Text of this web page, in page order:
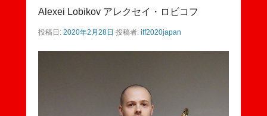
Alexei Lobikov アレクセイ・ロビコフ
投稿日: 2020年2月28日 投稿者: itf2020japan